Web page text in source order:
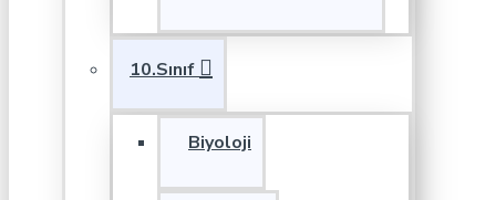
10.Sınıf
Biyoloji